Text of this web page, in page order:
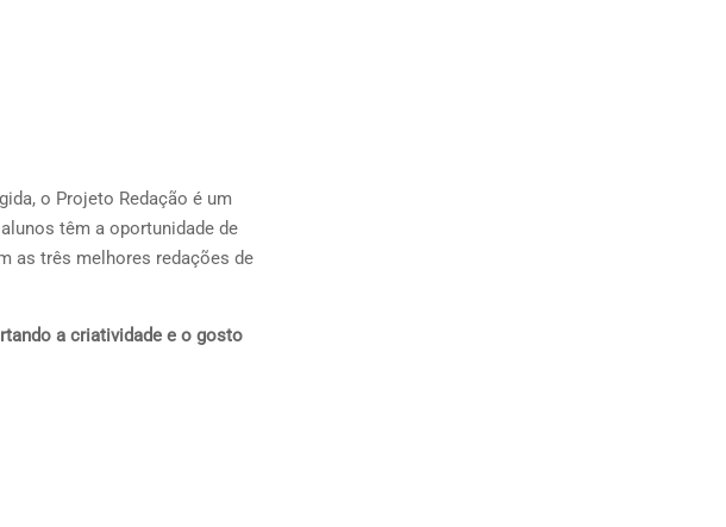
o Projeto Redação é um
têm a oportunidade de
as três melhores redações de
a criatividade e o gosto